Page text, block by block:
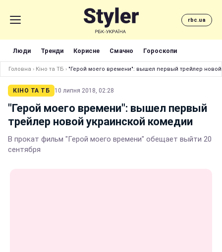
rbc.ua
Люди Тренди Корисне Смачно Гороскопи
Головна › Кіно та ТБ › "Герой моего времени": вышел первый трейлер
КІНО ТА ТБ 10 липня 2018, 02:28
"Герой моего времени": вышел первый
трейлер новой украинской комедии
В прокат фильм "Герой моего времени" обещает выйти 20
сентября